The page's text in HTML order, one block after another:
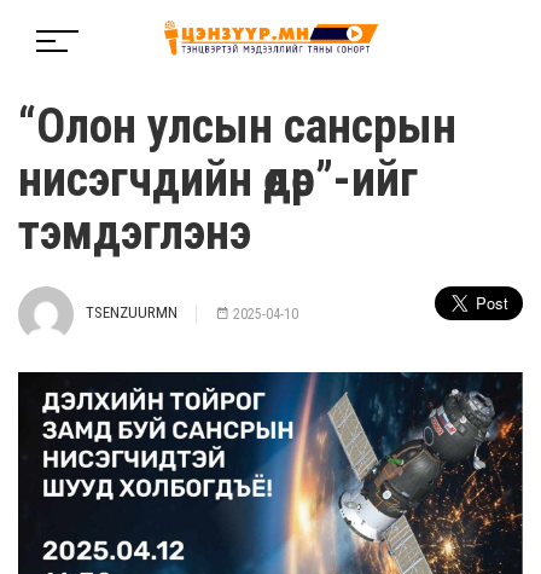
“Олон улсын сансрын
нисэгчдийн өдөр”-ийг
тэмдэглэнэ
TSENZUURMN 2025-04-10